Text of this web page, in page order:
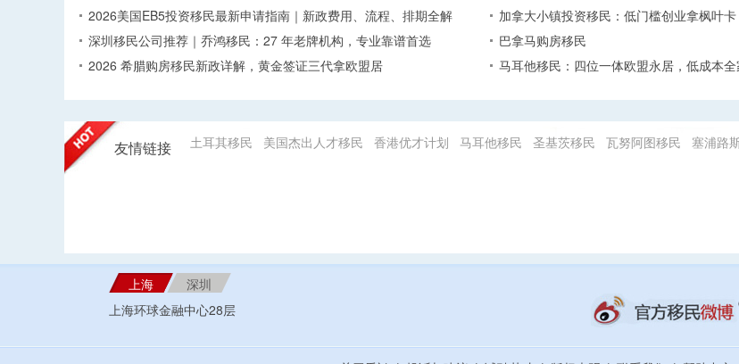
2026美国EB5投资移民最新申请指南｜新政费用、流程、排期全解
加拿大小镇投资移民：低门槛创业拿枫叶
深圳移民公司推荐｜乔鸿移民：27 年老牌机构，专业靠谱首选
巴拿马购房移民
2026 希腊购房移民新政详解，黄金签证三代拿欧盟居
马耳他移民：四位一体欧盟永居，低成本
友情链接 土耳其移民 美国杰出人才移民 香港优才计划 马耳他移民 圣基茨移民 瓦努阿图移民 塞浦路
上海
深圳
上海环球金融中心28层